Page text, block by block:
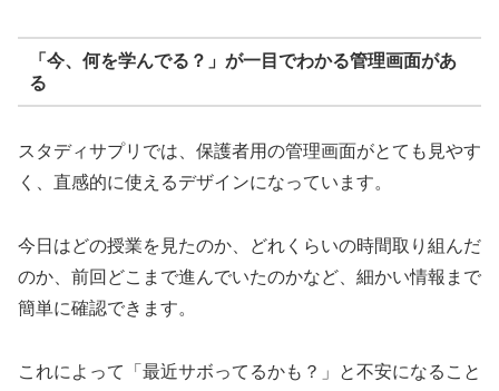
「今、何を学んでる？」が一目でわかる管理画面があ
る
スタディサプリでは、保護者用の管理画面がとても見やす
く、直感的に使えるデザインになっています。
今日はどの授業を見たのか、どれくらいの時間取り組んだ
のか、前回どこまで進んでいたのかなど、細かい情報まで
簡単に確認できます。
これによって「最近サボってるかも？」と不安になること